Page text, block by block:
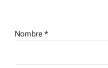
Nombre *